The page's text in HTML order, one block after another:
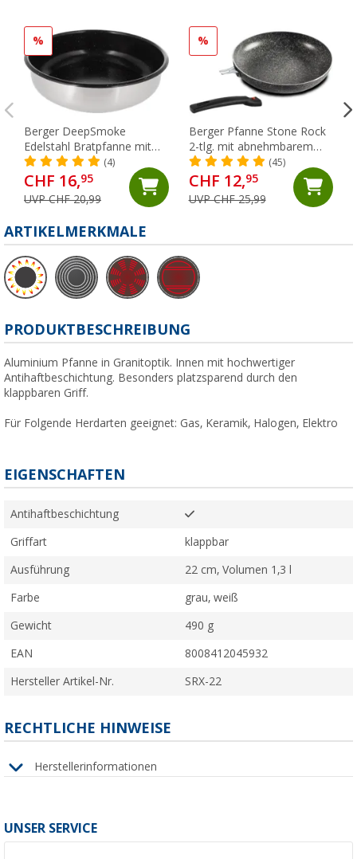
%
Berger DeepSmoke
Edelstahl Bratpfanne mit
Keramikbeschichtung Ø 24
cm
(4)
CHF 16,95
UVP CHF 20,99
%
Berger Pfanne Stone Rock
2-tlg. mit abnehmbarem
Griff und
Antihaftbeschichtung Ø 24
(45)
CHF 12,95
UVP CHF 25,99
ARTIKELMERKMALE
PRODUKTBESCHREIBUNG
Aluminium Pfanne in Granitoptik. Innen mit hochwertiger
Antihaftbeschichtung. Besonders platzsparend durch den
klappbaren Griff.
Für Folgende Herdarten geeignet: Gas, Keramik, Halogen, Elektro
EIGENSCHAFTEN
Antihaftbeschichtung
Griffart klappbar
Ausführung 22 cm, Volumen 1,3 l
Farbe grau, weiß
Gewicht 490 g
EAN 8008412045932
Hersteller Artikel-Nr. SRX-22
RECHTLICHE HINWEISE
Herstellerinformationen
UNSER SERVICE